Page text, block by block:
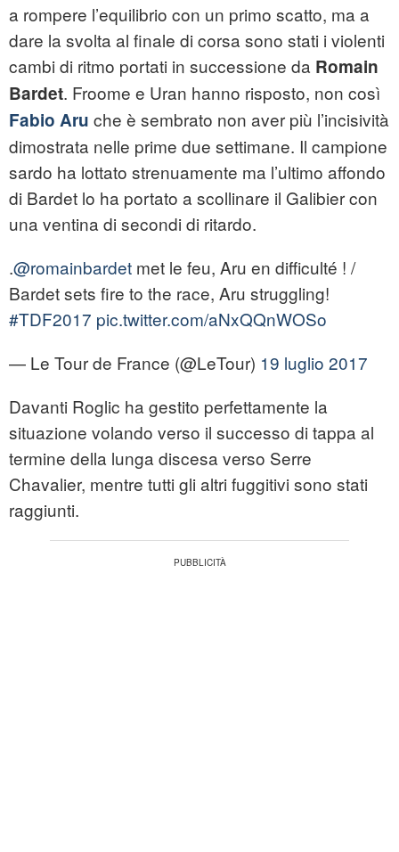
a rompere l’equilibrio con un primo scatto, ma a
dare la svolta al finale di corsa sono stati i violenti
cambi di ritmo portati in successione da Romain
Bardet. Froome e Uran hanno risposto, non così
Fabio Aru che è sembrato non aver più l’incisività
dimostrata nelle prime due settimane. Il campione
sardo ha lottato strenuamente ma l’ultimo affondo
di Bardet lo ha portato a scollinare il Galibier con
una ventina di secondi di ritardo.
.@romainbardet met le feu, Aru en difficulté ! /
Bardet sets fire to the race, Aru struggling!
#TDF2017 pic.twitter.com/aNxQQnWOSo
— Le Tour de France (@LeTour) 19 luglio 2017
Davanti Roglic ha gestito perfettamente la
situazione volando verso il successo di tappa al
termine della lunga discesa verso Serre
Chavalier, mentre tutti gli altri fuggitivi sono stati
raggiunti.